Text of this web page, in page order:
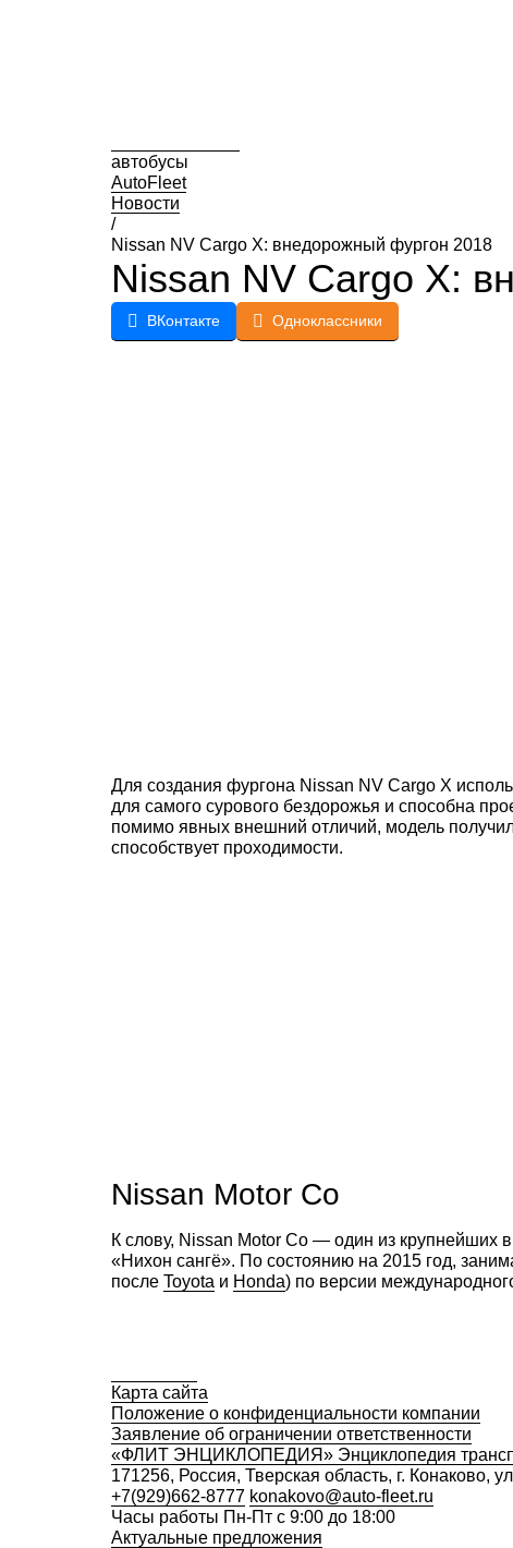
автобусы
AutoFleet
Новости
/
Nissan NV Cargo X: внедорожный фургон 2018
Nissan NV Cargo X:
ВКонтакте Одноклассники
Для создания фургона Nissan NV Cargo X
для самого сурового бездорожья и способна
помимо явных внешний отличий, модель
способствует проходимости.
Nissan Motor Co
К слову, Nissan Motor Co — один из крупнейших
«Нихон сангё». По состоянию на 2015 год,
после Toyota и Honda) по версии
Карта сайта
Положение о конфиденциальности компании
Заявление об ограничении ответственности
«ФЛИТ ЭНЦИКЛОПЕДИЯ» Энциклопедия
171256, Россия, Тверская область, г.
+7(929)662-8777 konakovo@auto-fleet.ru
Часы работы Пн-Пт с 9:00 до 18:00
Актуальные предложения